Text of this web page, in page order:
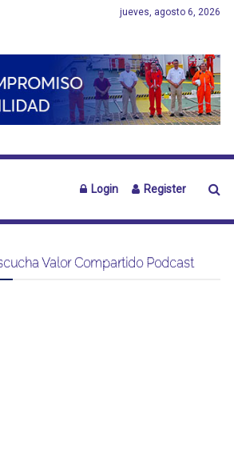
jueves, agosto 6, 2026
Login Register
Valor Compartido Podcast